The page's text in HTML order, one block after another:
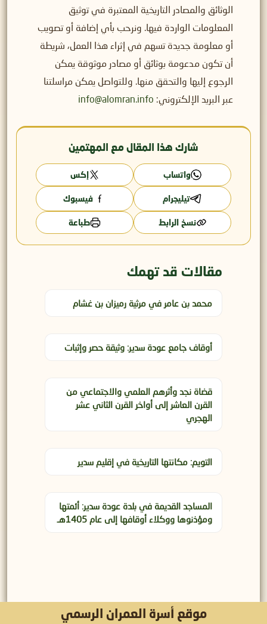
الوثائق والمصادر التاريخية المعتبرة في توثيق
المعلومات الواردة فيها. ونرحب بأي إضافة أو تصويب
أو معلومة جديدة تسهم في إثراء هذا العمل، شريطة
أن تكون مدعومة بوثائق أو مصادر موثوقة يمكن
الرجوع إليها والتحقق منها. وللتواصل يمكن مراسلتنا
عبر البريد الإلكتروني: info@alomran.info
شارك هذا المقال مع المهتمين
واتساب إكس
تيليجرام فيسبوك
نسخ الرابط طباعة
مقالات قد تهمك
محمد بن عامر في مرثية رميزان بن غشام
أوقاف جامع عودة سدير: وثيقة حصر وإثبات
قضاة نجد وأثرهم العلمي والاجتماعي من
القرن العاشر إلى أواخر القرن الثاني عشر
الهجري
التويم: مكانتها التاريخية في إقليم سدير
المساجد القديمة في بلدة عودة سدير: أئمتها
ومؤذنوها ووكلاء أوقافها إلى عام 1405هـ
موقع أسرة العمران الرسمي